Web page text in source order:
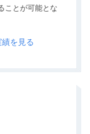
ことが可能とな
を見る